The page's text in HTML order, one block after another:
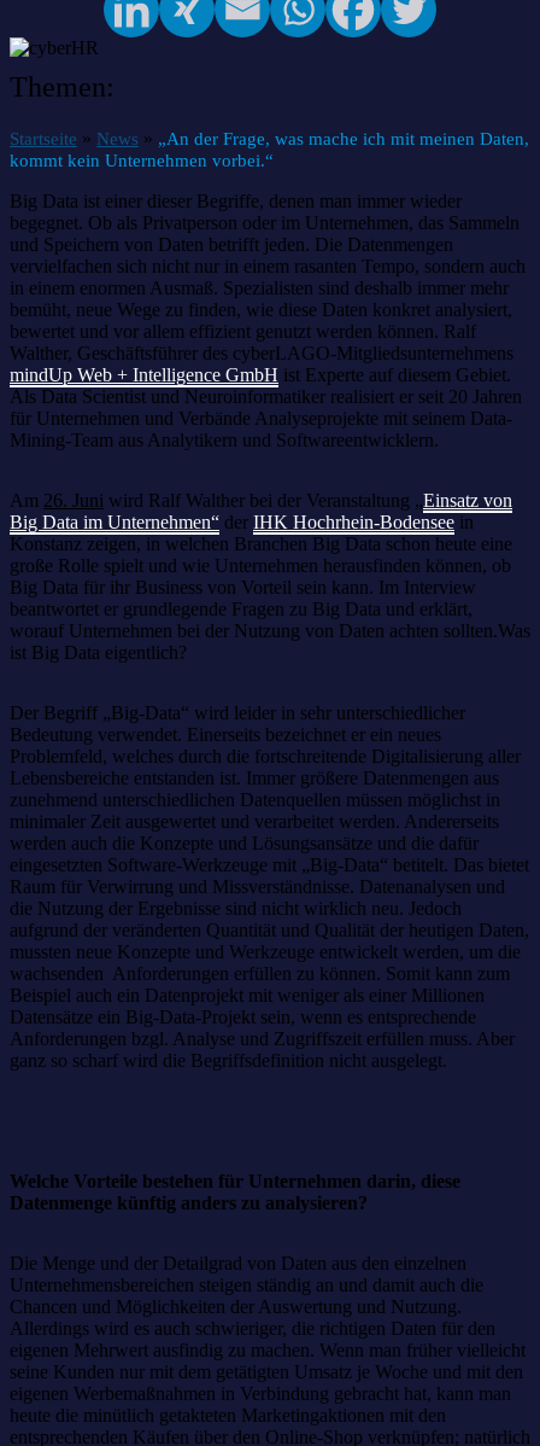
Themen:
Startseite » News » „An der Frage, was mache ich mit meinen Daten,
kommt kein Unternehmen vorbei.“
Big Data ist einer dieser Begriffe, denen man immer wieder
begegnet. Ob als Privatperson oder im Unternehmen, das Sammeln
und Speichern von Daten betrifft jeden. Die Datenmengen
vervielfachen sich nicht nur in einem rasanten Tempo, sondern auch
in einem enormen Ausmaß. Spezialisten sind deshalb immer mehr
bemüht, neue Wege zu finden, wie diese Daten konkret analysiert,
bewertet und vor allem effizient genutzt werden können. Ralf
Walther, Geschäftsführer des cyberLAGO-Mitgliedsunternehmens
mindUp Web + Intelligence GmbH ist Experte auf diesem Gebiet.
Als Data Scientist und Neuroinformatiker realisiert er seit 20 Jahren
für Unternehmen und Verbände Analyseprojekte mit seinem Data-
Mining-Team aus Analytikern und Softwareentwicklern.
Am 26. Juni wird Ralf Walther bei der Veranstaltung „Einsatz von
Big Data im Unternehmen“ der IHK Hochrhein-Bodensee in
Konstanz zeigen, in welchen Branchen Big Data schon heute eine
große Rolle spielt und wie Unternehmen herausfinden können, ob
Big Data für ihr Business von Vorteil sein kann. Im Interview
beantwortet er grundlegende Fragen zu Big Data und erklärt,
worauf Unternehmen bei der Nutzung von Daten achten sollten.Was
ist Big Data eigentlich?
Der Begriff „Big-Data“ wird leider in sehr unterschiedlicher
Bedeutung verwendet. Einerseits bezeichnet er ein neues
Problemfeld, welches durch die fortschreitende Digitalisierung aller
Lebensbereiche entstanden ist. Immer größere Datenmengen aus
zunehmend unterschiedlichen Datenquellen müssen möglichst in
minimaler Zeit ausgewertet und verarbeitet werden. Andererseits
werden auch die Konzepte und Lösungsansätze und die dafür
eingesetzten Software-Werkzeuge mit „Big-Data“ betitelt. Das bietet
Raum für Verwirrung und Missverständnisse. Datenanalysen und
die Nutzung der Ergebnisse sind nicht wirklich neu. Jedoch
aufgrund der veränderten Quantität und Qualität der heutigen Daten,
mussten neue Konzepte und Werkzeuge entwickelt werden, um die
wachsenden Anforderungen erfüllen zu können. Somit kann zum
Beispiel auch ein Datenprojekt mit weniger als einer Millionen
Datensätze ein Big-Data-Projekt sein, wenn es entsprechende
Anforderungen bzgl. Analyse und Zugriffszeit erfüllen muss. Aber
ganz so scharf wird die Begriffsdefinition nicht ausgelegt.
Welche Vorteile bestehen für Unternehmen darin, diese
Datenmenge künftig anders zu analysieren?
Die Menge und der Detailgrad von Daten aus den einzelnen
Unternehmensbereichen steigen ständig an und damit auch die
Chancen und Möglichkeiten der Auswertung und Nutzung.
Allerdings wird es auch schwieriger, die richtigen Daten für den
eigenen Mehrwert ausfindig zu machen. Wenn man früher vielleicht
seine Kunden nur mit dem getätigten Umsatz je Woche und mit den
eigenen Werbemaßnahmen in Verbindung gebracht hat, kann man
heute die minütlich getakteten Marketingaktionen mit den
entsprechenden Käufen über den Online-Shop verknüpfen; natürlich